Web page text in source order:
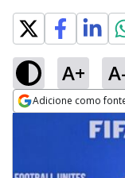
A+
Adicione como
Opens in new